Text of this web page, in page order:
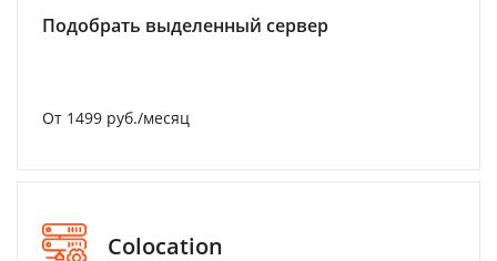
Подобрать выделенный сервер
От 1499 руб./месяц
Colocation